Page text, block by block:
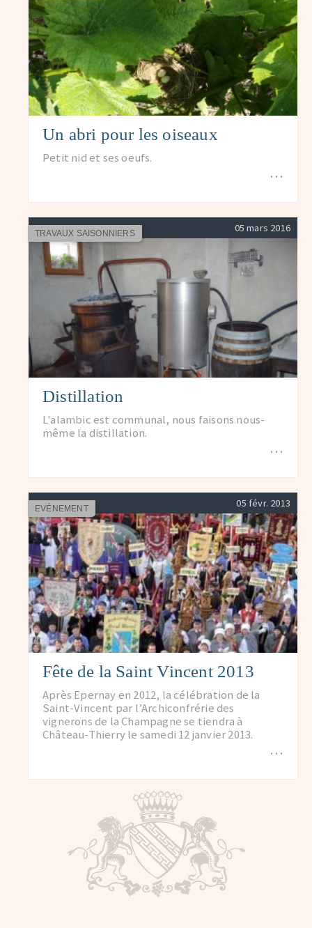
Un abri pour les oiseaux
Petit nid et ses oeufs.
…
TRAVAUX SAISONNIERS 05 mars 2016
Distillation
L'alambic est communal, nous faisons nous-
même la distillation.
…
EVÉNEMENT 05 févr. 2013
Fête de la Saint Vincent 2013
Après Epernay en 2012, la célébration de la
Saint-Vincent par l’Archiconfrérie des
vignerons de la Champagne se tiendra à
Château-Thierry le samedi 12 janvier 2013.
…